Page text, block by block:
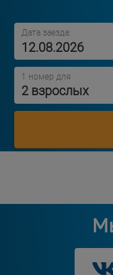
Дата заезда:
1 номер для
2 взрослых